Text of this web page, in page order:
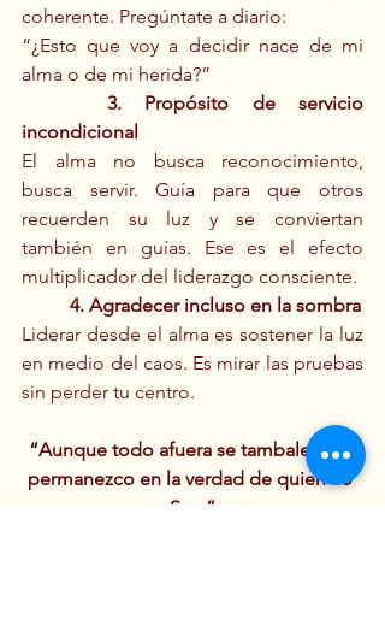
coherente. Pregúntate a diario:
“¿Esto que voy a decidir nace de mi
alma o de mi herida?”
incondicional
El alma no busca reconocimiento,
busca servir. Guía para que otros
recuerden su luz y se conviertan
también en guías. Ese es el efecto
multiplicador del liderazgo consciente.
	4. Agradecer incluso en la sombra
Liderar desde el alma es sostener la luz
en medio del caos. Es mirar las pruebas
sin perder tu centro.
“Aunque todo afuera se tambalee, yo
permanezco en la verdad de quien Yo
Soy.”